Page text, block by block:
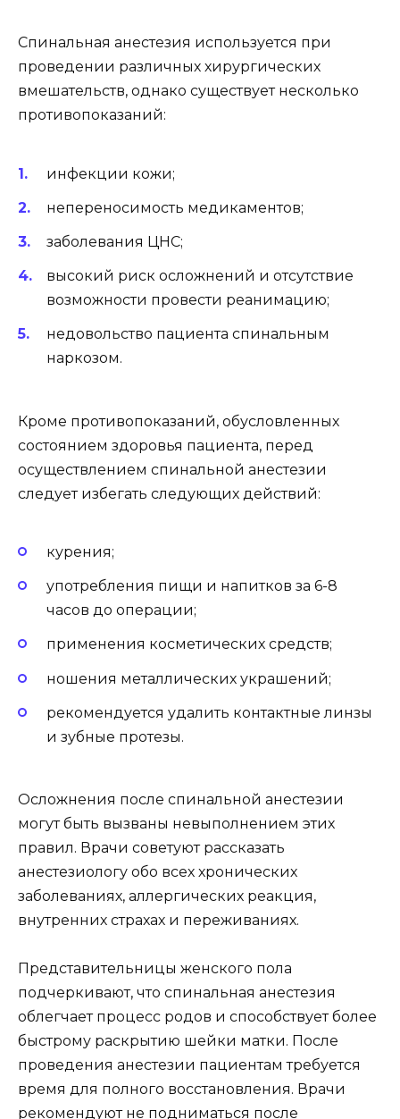
Спинальная анестезия используется при
проведении различных хирургических
вмешательств, однако существует несколько
противопоказаний:
инфекции кожи;
непереносимость медикаментов;
заболевания ЦНС;
высокий риск осложнений и отсутствие
возможности провести реанимацию;
недовольство пациента спинальным
наркозом.
Кроме противопоказаний, обусловленных
состоянием здоровья пациента, перед
осуществлением спинальной анестезии
следует избегать следующих действий:
курения;
употребления пищи и напитков за 6-8
часов до операции;
применения косметических средств;
ношения металлических украшений;
рекомендуется удалить контактные линзы
и зубные протезы.
Осложнения после спинальной анестезии
могут быть вызваны невыполнением этих
правил. Врачи советуют рассказать
анестезиологу обо всех хронических
заболеваниях, аллергических реакция,
внутренних страхах и переживаниях.
Представительницы женского пола
подчеркивают, что спинальная анестезия
облегчает процесс родов и способствует более
быстрому раскрытию шейки матки. После
проведения анестезии пациентам требуется
время для полного восстановления. Врачи
рекомендуют не подниматься после